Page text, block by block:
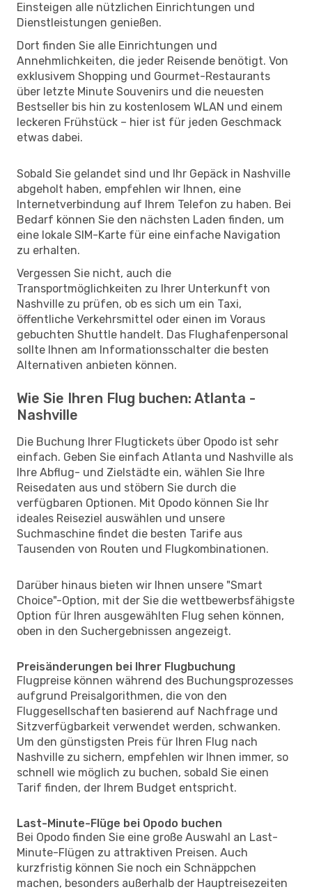
Einsteigen alle nützlichen Einrichtungen und
Dienstleistungen genießen.
Dort finden Sie alle Einrichtungen und
Annehmlichkeiten, die jeder Reisende benötigt. Von
exklusivem Shopping und Gourmet-Restaurants
über letzte Minute Souvenirs und die neuesten
Bestseller bis hin zu kostenlosem WLAN und einem
leckeren Frühstück – hier ist für jeden Geschmack
etwas dabei.
Sobald Sie gelandet sind und Ihr Gepäck in Nashville
abgeholt haben, empfehlen wir Ihnen, eine
Internetverbindung auf Ihrem Telefon zu haben. Bei
Bedarf können Sie den nächsten Laden finden, um
eine lokale SIM-Karte für eine einfache Navigation
zu erhalten.
Vergessen Sie nicht, auch die
Transportmöglichkeiten zu Ihrer Unterkunft von
Nashville zu prüfen, ob es sich um ein Taxi,
öffentliche Verkehrsmittel oder einen im Voraus
gebuchten Shuttle handelt. Das Flughafenpersonal
sollte Ihnen am Informationsschalter die besten
Alternativen anbieten können.
Wie Sie Ihren Flug buchen: Atlanta -
Nashville
Die Buchung Ihrer Flugtickets über Opodo ist sehr
einfach. Geben Sie einfach Atlanta und Nashville als
Ihre Abflug- und Zielstädte ein, wählen Sie Ihre
Reisedaten aus und stöbern Sie durch die
verfügbaren Optionen. Mit Opodo können Sie Ihr
ideales Reiseziel auswählen und unsere
Suchmaschine findet die besten Tarife aus
Tausenden von Routen und Flugkombinationen.
Darüber hinaus bieten wir Ihnen unsere "Smart
Choice"-Option, mit der Sie die wettbewerbsfähigste
Option für Ihren ausgewählten Flug sehen können,
oben in den Suchergebnissen angezeigt.
Preisänderungen bei Ihrer Flugbuchung
Flugpreise können während des Buchungsprozesses
aufgrund Preisalgorithmen, die von den
Fluggesellschaften basierend auf Nachfrage und
Sitzverfügbarkeit verwendet werden, schwanken.
Um den günstigsten Preis für Ihren Flug nach
Nashville zu sichern, empfehlen wir Ihnen immer, so
schnell wie möglich zu buchen, sobald Sie einen
Tarif finden, der Ihrem Budget entspricht.
Last-Minute-Flüge bei Opodo buchen
Bei Opodo finden Sie eine große Auswahl an Last-
Minute-Flügen zu attraktiven Preisen. Auch
kurzfristig können Sie noch ein Schnäppchen
machen, besonders außerhalb der Hauptreisezeiten